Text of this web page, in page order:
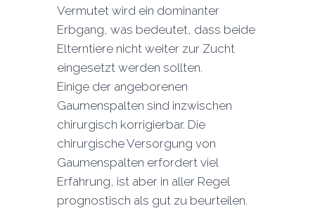
Vermutet wird ein dominanter
Erbgang, was bedeutet, dass beide
Elterntiere nicht weiter zur Zucht
eingesetzt werden sollten.
Einige der angeborenen
Gaumenspalten sind inzwischen
chirurgisch korrigierbar. Die
chirurgische Versorgung von
Gaumenspalten erfordert viel
Erfahrung, ist aber in aller Regel
prognostisch als gut zu beurteilen.